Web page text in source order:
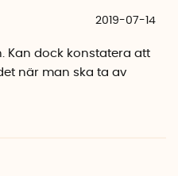
Det blå armbandet visar
Tänk även
2019-07-14
Kan dock konstatera att
när man ska ta av